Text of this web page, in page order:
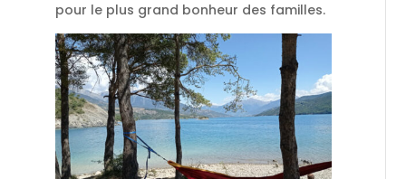
pour le plus grand bonheur des familles.